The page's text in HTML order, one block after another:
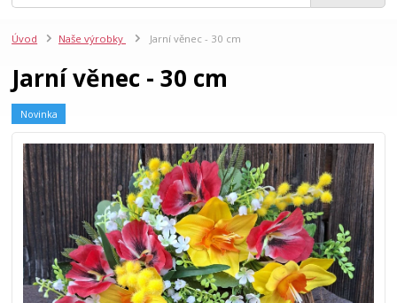
Úvod Naše výrobky Jarní věnec - 30 cm
Jarní věnec - 30 cm
Novinka